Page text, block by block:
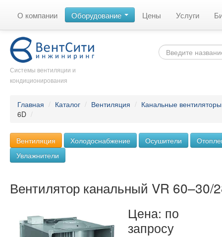
О компании Оборудование Цены Услуги
Системы вентиляции и
кондиционирования
Главная / Каталог / Вентиляция / Канальные вентиляторы
6D /
Вентиляция Холодоснабжение Осушители
Увлажнители
Вентилятор канальный VR 60–30/
Цена: по
запросу